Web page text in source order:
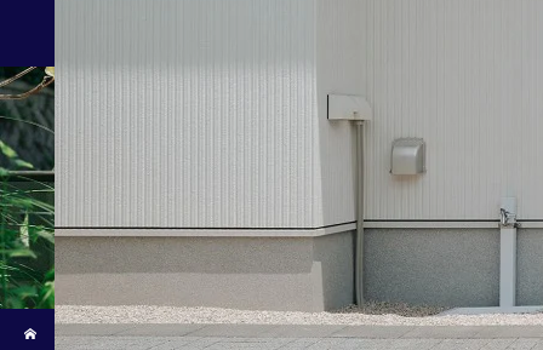
ホーム
ブログ
写真-2024-06-02-午前10-52-13-3